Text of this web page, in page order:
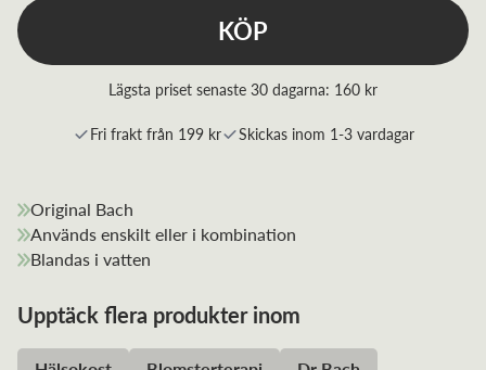
KÖP
Lägsta priset senaste 30 dagarna: 160 kr
Fri frakt från 199 kr Skickas inom 1-3 vardagar
Original Bach
Används enskilt eller i kombination
Blandas i vatten
Upptäck flera produkter inom